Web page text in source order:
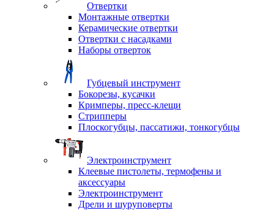
Отвертки
Монтажные отвертки
Керамические отвертки
Отвертки с насадками
Наборы отверток
Губцевый инструмент
Бокорезы, кусачки
Кримперы, пресс-клещи
Стрипперы
Плоскогубцы, пассатижи, тонкогубцы
Электроинструмент
Клеевые пистолеты, термофены и
аксессуары
Электроинструмент
Дрели и шуруповерты